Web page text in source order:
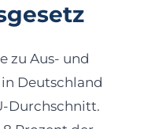
zu Aus- und
Deutschland
Durchschnitt.